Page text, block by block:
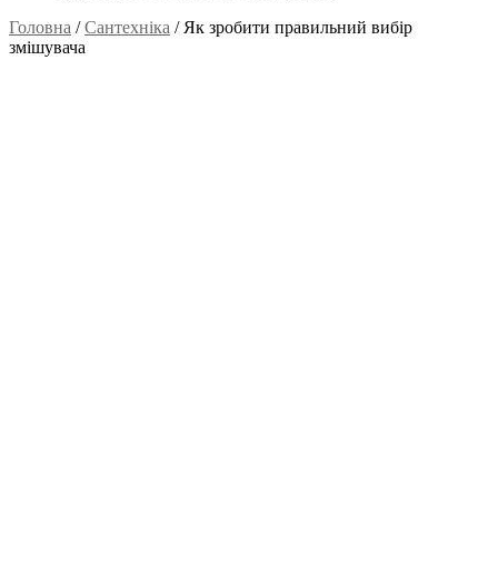
Головна /Сантехніка / Як зробити правильний вибір
змішувача